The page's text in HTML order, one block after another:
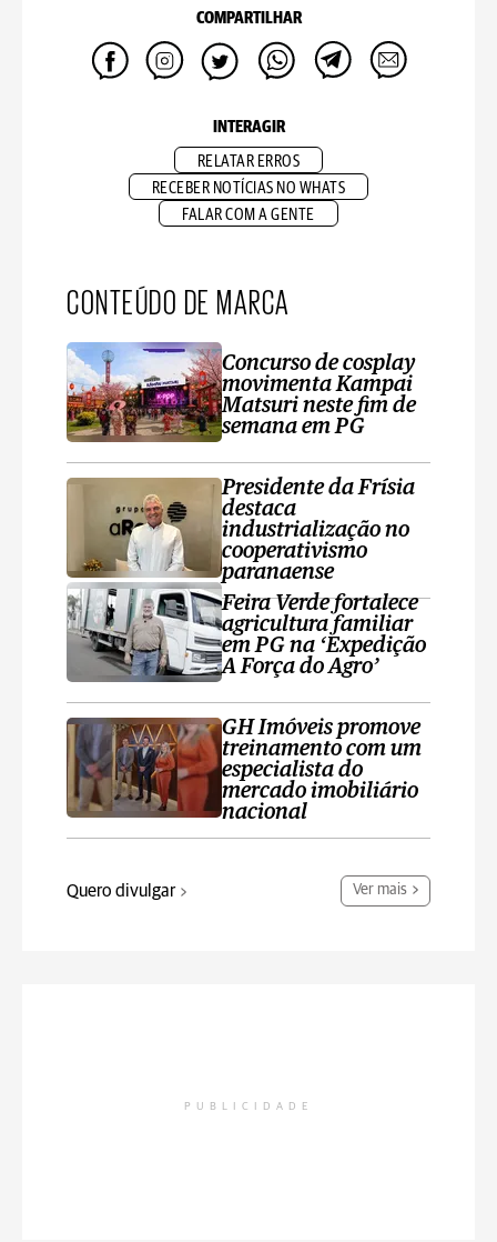
COMPARTILHAR
INTERAGIR
RELATAR ERROS
RECEBER NOTÍCIAS NO WHATS
FALAR COM A GENTE
CONTEÚDO DE MARCA
Concurso de cosplay
movimenta Kampai
Matsuri neste fim de
semana em PG
Presidente da Frísia
destaca
industrialização no
cooperativismo
paranaense
Feira Verde fortalece
agricultura familiar
em PG na ‘Expedição
A Força do Agro’
GH Imóveis promove
treinamento com um
especialista do
mercado imobiliário
nacional
Quero divulgar Ver mais
PUBLICIDADE